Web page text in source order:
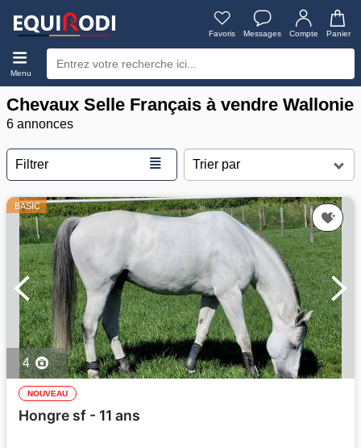
Favoris Messages Compte Panier
Menu
Chevaux Selle Français à vendre Wallonie
6 annonces
Filtrer ≣
BASIC
4
NOUVEAU
Hongre sf - 11 ans